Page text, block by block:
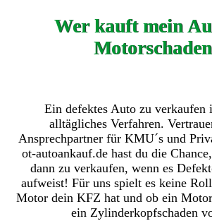
Wer kauft mein
Ein defektes Auto zu verkaufen
alltägliches Verfahren.
Ansprechpartner für KMU´s und
ot-autoankauf.de hast du die
dann zu verkaufen, wenn es
aufweist! Für uns spielt es keine
Motor dein KFZ hat und ob ein
ein Zylinderkopfschaden